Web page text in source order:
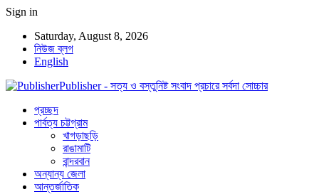
Sign in
Saturday, August 8, 2026
নিউজ ব্লগ
English
Publisher - সত্য ও বস্তুনিষ্ট সংবাদ প্রচারে সর্বদা সোচ্চার
প্রচ্ছদ
পার্বত্য চট্টগ্রাম
খাগড়াছড়ি
রাঙামাটি
বান্দরবান
অন্যান্য জেলা
আন্তর্জাতিক